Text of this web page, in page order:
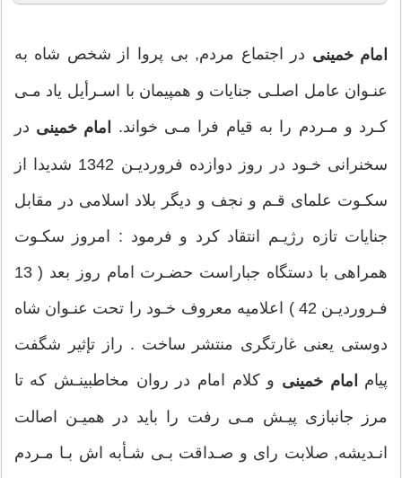
امام خمينى در اجتماع مردم, بى پروا از شخص شاه به
عنـوان عامل اصلـى جنايات و همپيمان با اسـرأيل ياد مـى
كـرد و مـردم را به قيام فرا مـى خواند.
امام خمينى در
سخنرانى خـود در روز دوازده فرورديـن 1342 شديدا از
سكـوت علماى قـم و نجف و ديگر بلاد اسلامى در مقابل
جنايات تازه رژيـم انتقاد كرد و فرمود : امروز سكـوت
همراهى با دستگاه جباراست حضـرت امام روز بعد ( 13
فـرورديـن 42 ) اعلاميه معروف خـود را تحت عنـوان شاه
دوستى يعنى غارتگرى منتشر ساخت . راز تإثير شگفت
پيام
امام خمينى و كلام امام در روان مخاطبينـش كه تا
مرز جانبازى پيـش مـى رفت را بايد در هميـن اصالت
انـديشه, صلابت راى و صـداقت بـى شـأبه اش بـا مـردم
قم، با حاج آقا روح ‌الله مصطفوي خميني (حضرت امام) كه
در آن زمان 27 سال داشت آشنا شد كه همين آشنايي،
شمسي شد.
ثمره اين ازدواج تولد سيد مصطفي، فرزند اول آنها در آذر
1309؛ سيد احمد در 26 اسفند 1324 و خانم‌‌ها سيده فريده‌،‌
سيده زهرا و سيده صديقه بود.
در حال حاضر 15 نوه از فرزندان حضرت امام (ره) به يادگار
مانده اند